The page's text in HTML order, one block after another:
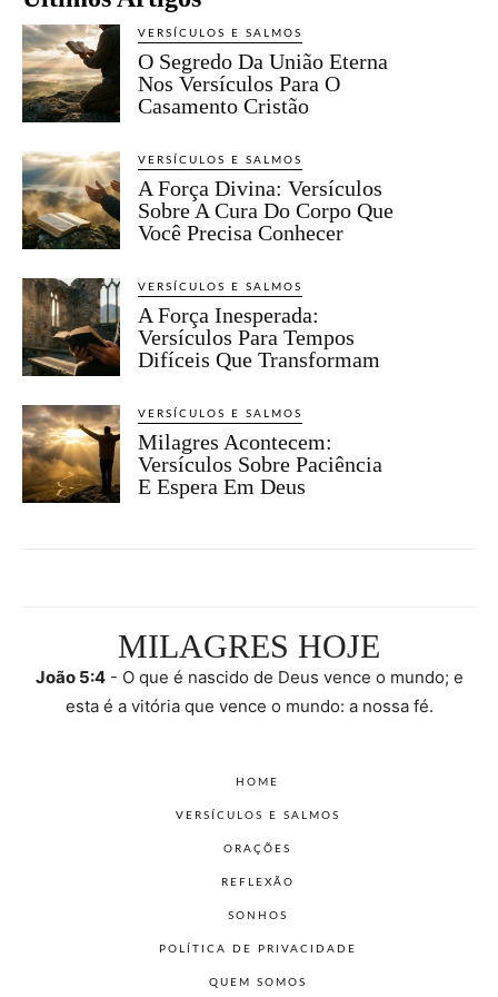
VERSÍCULOS E SALMOS
O Segredo Da União Eterna
Nos Versículos Para O
Casamento Cristão
VERSÍCULOS E SALMOS
A Força Divina: Versículos
Sobre A Cura Do Corpo Que
Você Precisa Conhecer
VERSÍCULOS E SALMOS
A Força Inesperada:
Versículos Para Tempos
Difíceis Que Transformam
VERSÍCULOS E SALMOS
Milagres Acontecem:
Versículos Sobre Paciência
E Espera Em Deus
MILAGRES HOJE
João 5:4- O que é nascido de Deus vence o mundo; e
esta é a vitória que vence o mundo: a nossa fé.
HOME
VERSÍCULOS E SALMOS
ORAÇÕES
REFLEXÃO
SONHOS
POLÍTICA DE PRIVACIDADE
QUEM SOMOS